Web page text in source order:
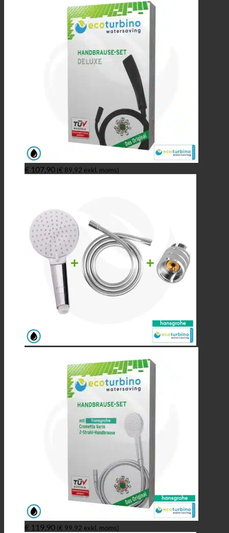
€ 107,90 (€ 89,92 exkl. moms)
€ 119,90 (€ 99,92 exkl. moms)